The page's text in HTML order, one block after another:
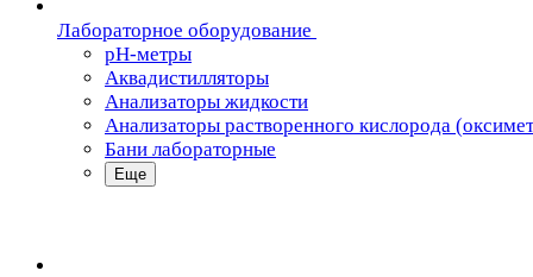
Лабораторное оборудование
pH-метры
Аквадистилляторы
Анализаторы жидкости
Анализаторы растворенного кислорода
Бани лабораторные
Еще